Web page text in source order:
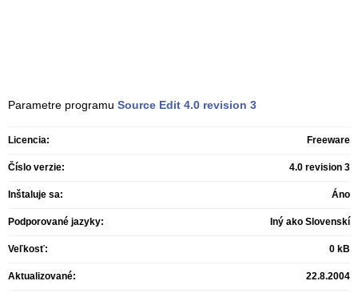
Parametre programu Source Edit 4.0 revision 3
Licencia: Freeware
Číslo verzie: 4.0 revision 3
Inštaluje sa: Áno
Podporované jazyky: Iný ako Slovenskí
Veľkosť: 0 kB
Aktualizované: 22.8.2004